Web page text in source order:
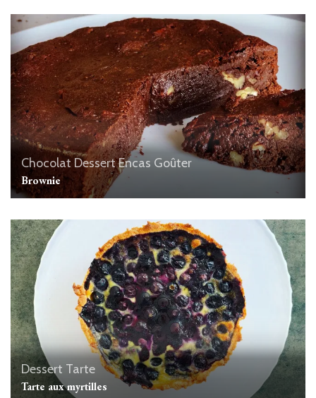
Chocolat DessertEncas Goûter
Brownie
Dessert Tarte
Tarte aux myrtilles